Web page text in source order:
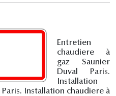
Entretien
chaudiere à
gaz Saunier
Duval Paris.
Installation
Paris. Installation chaudiere à